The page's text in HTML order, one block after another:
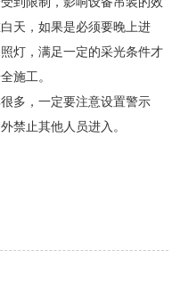
天，如果是必须要晚上进
灯，满足一定的采光条件才
施工。
多，一定要注意设置警示
禁止其他人员进入。